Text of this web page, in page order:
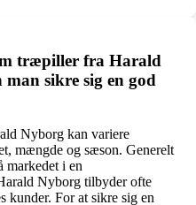
træpiller fra Harald
sikre sig en god
Nyborg kan variere
mængde og sæson. Generelt
markedet i en
Nyborg tilbyder ofte
kunder. For at sikre sig en